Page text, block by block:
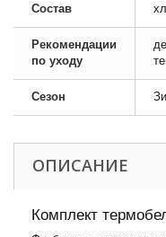
Состав
Рекомендации
по уходу
Сезон
ОПИСАНИЕ
Комплект